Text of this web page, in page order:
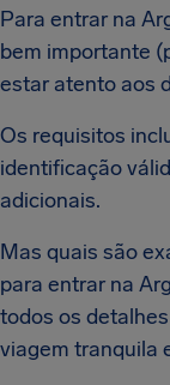
Para entrar na
bem importante
estar atento aos
Os requisitos
identificação
adicionais.
Mas quais são
para entrar na
todos os
viagem tranquila